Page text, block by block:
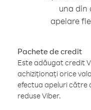
una din
apelare
Pachete de credit
Este adăugat credit
achiziționați orice
efectua apeluri către
reduse Viber.